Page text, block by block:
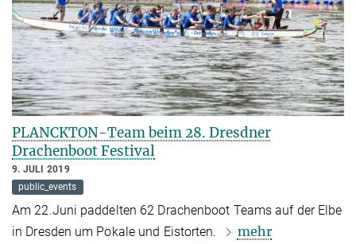
PLANCKTON-Team beim 28. Dresdner
Drachenboot Festival
9. JULI 2019
public_events
Am 22.Juni paddelten 62 Drachenboot Teams auf der Elbe
in Dresden um Pokale und Eistorten.
mehr